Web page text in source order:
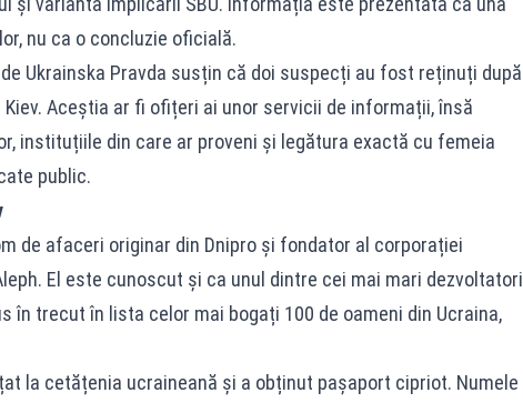
nu ca o concluzie oficială.
Ukrainska Pravda susțin că doi suspecți au fost reținuți după
Aceștia ar fi ofițeri ai unor servicii de informații, însă
instituțiile din care ar proveni și legătura exactă cu femeia
public.
de afaceri originar din Dnipro și fondator al corporației
El este cunoscut și ca unul dintre cei mai mari dezvoltatori
în trecut în lista celor mai bogați 100 de oameni din Ucraina,
la cetățenia ucraineană și a obținut pașaport cipriot. Numele